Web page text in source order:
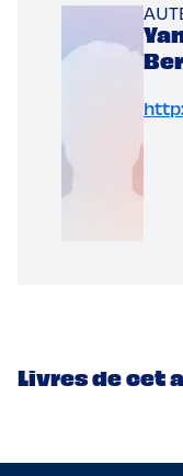
Livres de cet